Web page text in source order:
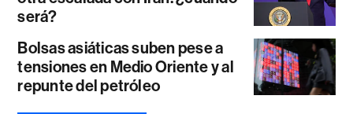
será?
Bolsas asiáticas suben pese a
tensiones en Medio Oriente y al
repunte del petróleo